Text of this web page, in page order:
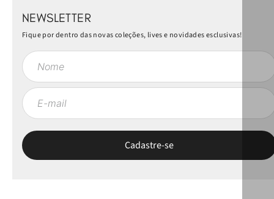
NEWSLETTER
Fique por dentro das novas coleções, lives e novidades esclusivas!